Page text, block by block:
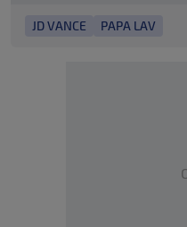
JD VANCE PAPA LAV